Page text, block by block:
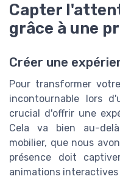
Capter
grâce à une
Créer une
Pour transformer
incontournable lors
crucial d'offrir une
Cela va bien au-
mobilier, que nous
présence doit
animations